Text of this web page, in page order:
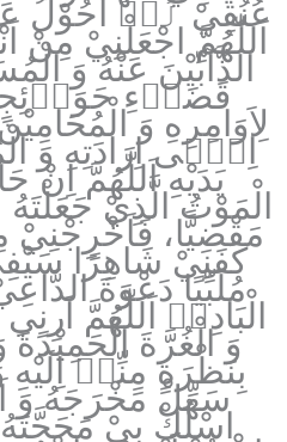
عُنُقِيْ لَاۤ اَحُوْلُ
اَللّٰهُمَّ اجْعَلْنِيْ مِنْ
الذَّآبِّيْنَ عَنْهُ وَ
قَضَاۤءِ حَوَاۤئِجِهِ
لِاَوَامِرِهِ‏ وَ
اِلٰۤى اِرَادَتِهِ وَ
يَدَيْهِ اَللّٰهُمَّ اِنْ
الْمَوْتُ الَّذِيْ
مَقْضِيًّا، فَاَخْرِجْنِيْ
كَفَنِيْ شَاهِرًا
مُلَبِّيًا دَعْوَةَ
الْبَادِيۤ اَللّٰهُمَّ
وَ الْغُرَّةَ
بِنَظْرَةٍ مِنِّيۤ
سَهِّلْ مَخْرَجَهُ وَ
اسْلُكْ بِيْ مَحَجَّتَهُ